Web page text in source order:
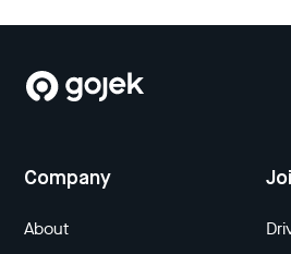
Company
About